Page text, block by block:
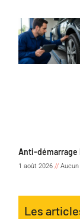
Anti-démarrage
1 août 2026
Les